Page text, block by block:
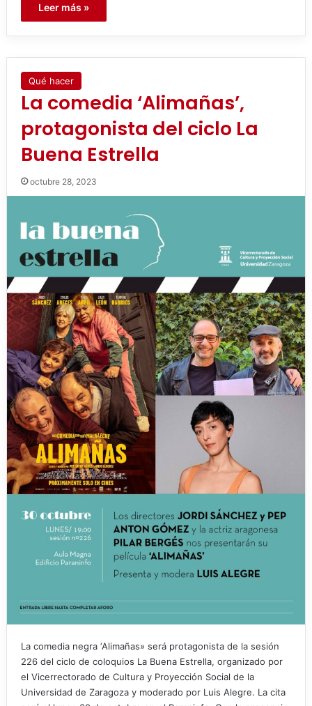
Leer más »
Qué hacer
La comedia ‘Alimañas’,
protagonista del ciclo La
Buena Estrella
octubre 28, 2023
La comedia negra ‘Alimañas» será protagonista de la sesión
226 del ciclo de coloquios La Buena Estrella, organizado por
el Vicerrectorado de Cultura y Proyección Social de la
Universidad de Zaragoza y moderado por Luis Alegre. La cita